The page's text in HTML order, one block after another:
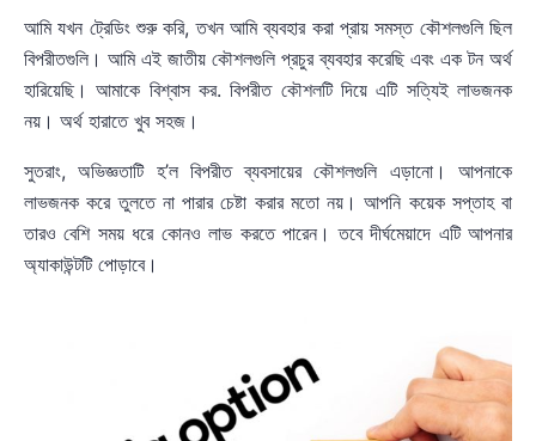
আমি যখন ট্রেডিং শুরু করি, তখন আমি ব্যবহার করা প্রায় সমস্ত কৌশলগুলি ছিল
বিপরীতগুলি। আমি এই জাতীয় কৌশলগুলি প্রচুর ব্যবহার করেছি এবং এক টন অর্থ
হারিয়েছি। আমাকে বিশ্বাস কর. বিপরীত কৌশলটি দিয়ে এটি সত্যিই লাভজনক
নয়। অর্থ হারাতে খুব সহজ।
সুতরাং, অভিজ্ঞতাটি হ’ল বিপরীত ব্যবসায়ের কৌশলগুলি এড়ানো। আপনাকে
লাভজনক করে তুলতে না পারার চেষ্টা করার মতো নয়। আপনি কয়েক সপ্তাহ বা
তারও বেশি সময় ধরে কোনও লাভ করতে পারেন। তবে দীর্ঘমেয়াদে এটি আপনার
অ্যাকাউন্টটি পোড়াবে।